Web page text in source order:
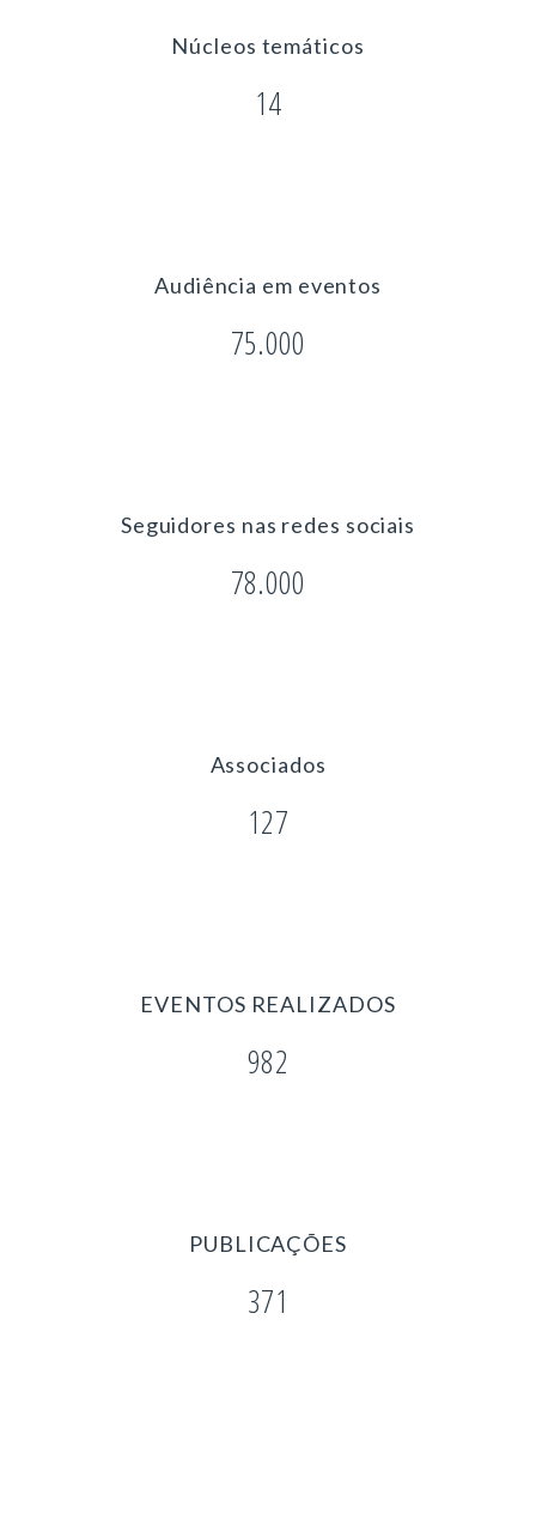
Núcleos temáticos
14
Audiência em eventos
75.000
Seguidores nas redes sociais
78.000
Associados
127
EVENTOS REALIZADOS
982
PUBLICAÇÕES
371